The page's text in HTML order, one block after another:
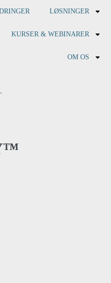
LØSNINGER
KURSER & WEBINARER
OM OS